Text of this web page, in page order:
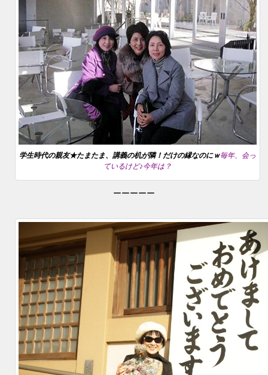
学生時代の親友★たまたま、講義の机が隣！だけの縁なのにｗ毎年、会っ
ているけど♪今年は？
ーーーーー